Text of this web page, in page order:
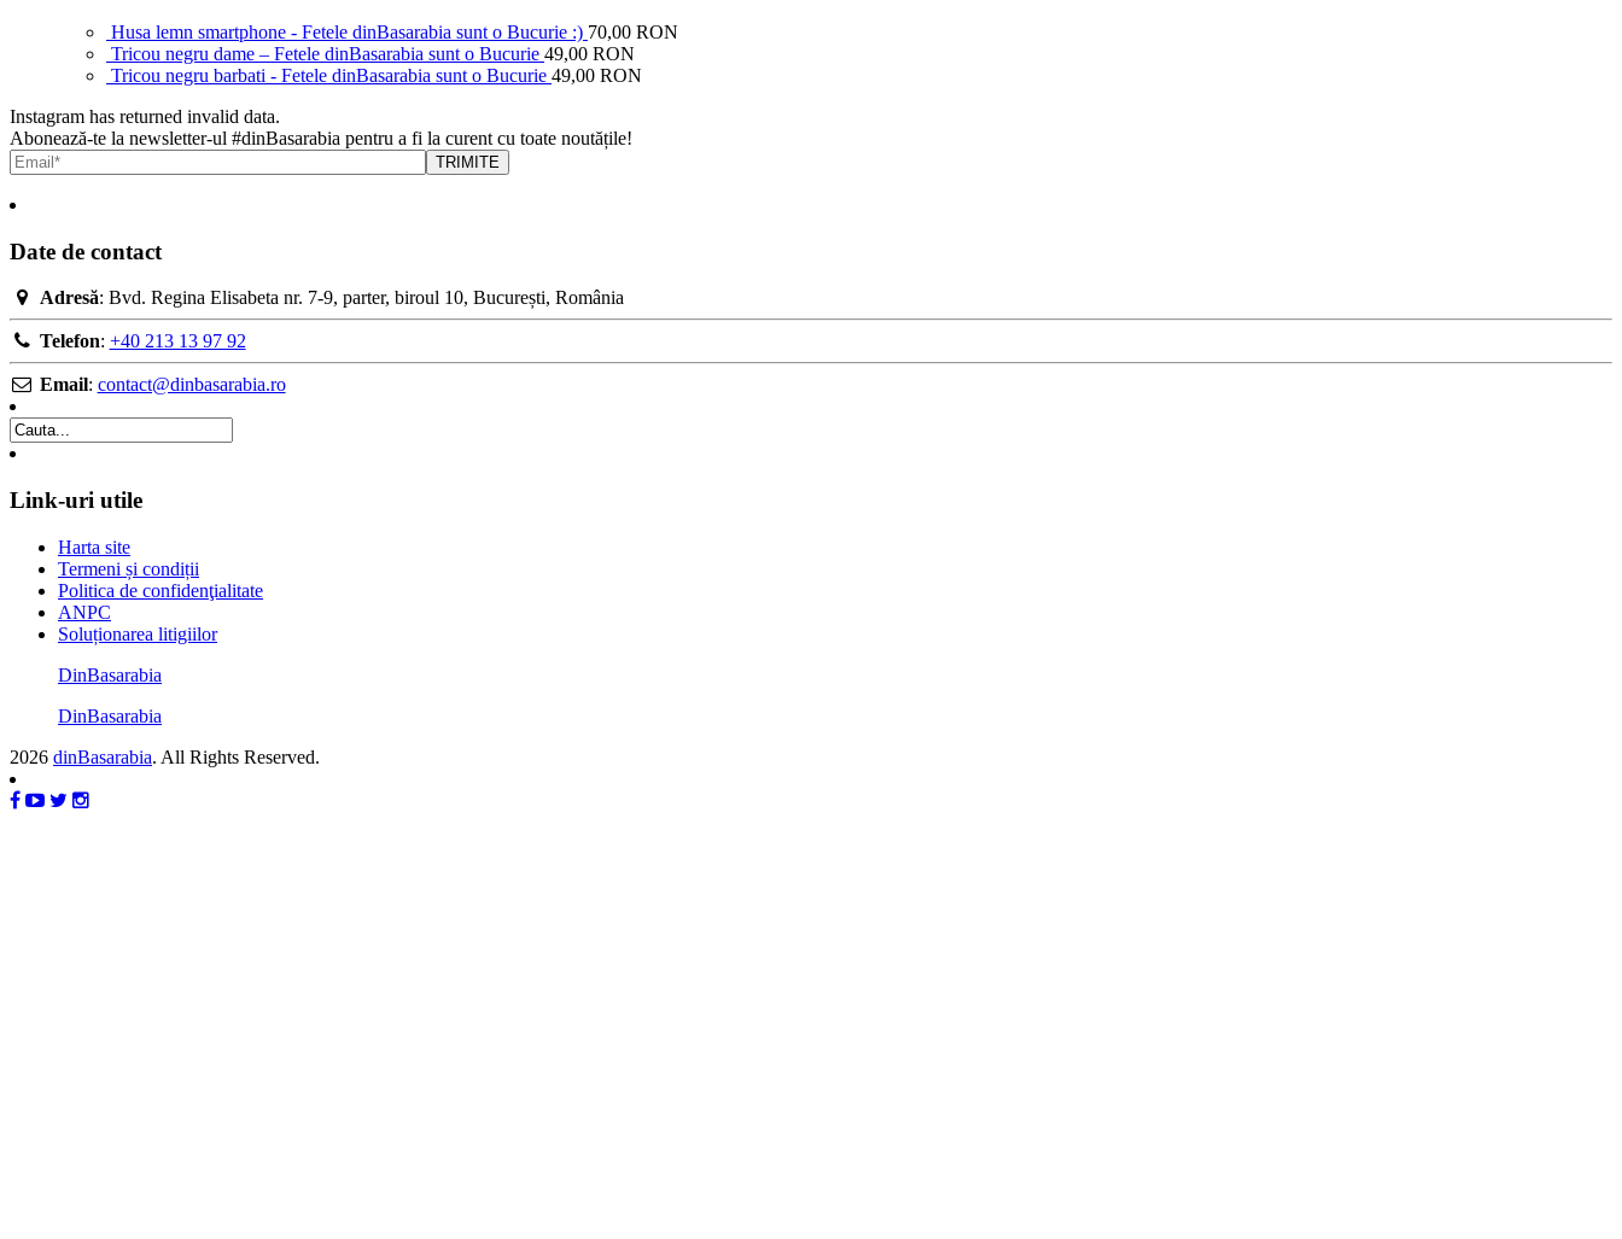
Husa lemn smartphone - Fetele dinBasarabia sunt o Bucurie :) 70,00 RON
Tricou negru dame – Fetele dinBasarabia sunt o Bucurie 49,00 RON
Tricou negru barbati - Fetele dinBasarabia sunt o Bucurie 49,00 RON
Instagram has returned invalid data.
Abonează-te la newsletter-ul #dinBasarabia pentru a fi la curent cu toate noutățile!
Date de contact
Adresă: Bvd. Regina Elisabeta nr. 7-9, parter, biroul 10, București, România
Telefon: +40 213 13 97 92
Email: contact@dinbasarabia.ro
Link-uri utile
Harta site
Termeni și condiții
Politica de confidenţialitate
ANPC
Soluționarea litigiilor
DinBasarabia
DinBasarabia
2026 dinBasarabia. All Rights Reserved.